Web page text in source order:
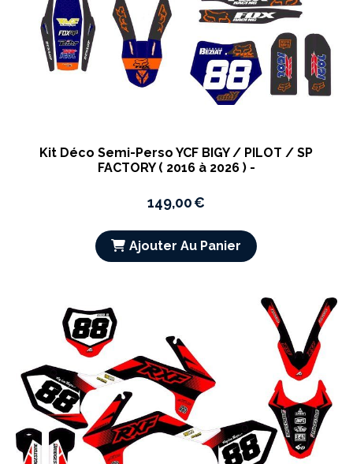
Kit Déco Semi-Perso YCF BIGY / PILOT / SP
FACTORY ( 2016 à 2026 ) -
149,00€
Ajouter Au Panier